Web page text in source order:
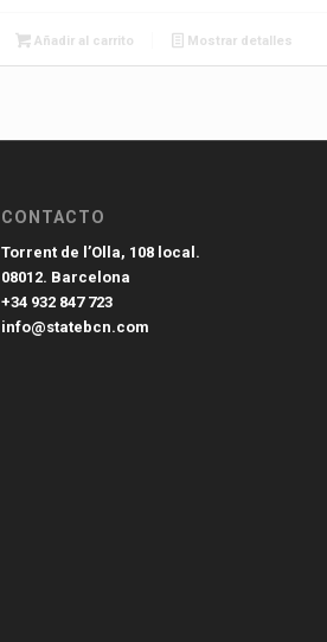
Añadir al carrito Mostrar detalles
CONTACTO
Torrent de l’Olla, 108 local.
08012. Barcelona
+34 932 847 723
info@statebcn.com